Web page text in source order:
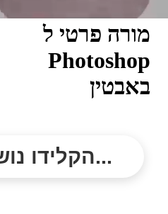
מורה פרטי ל
Photoshop
באבטין
הקלידו נושא לימוד...